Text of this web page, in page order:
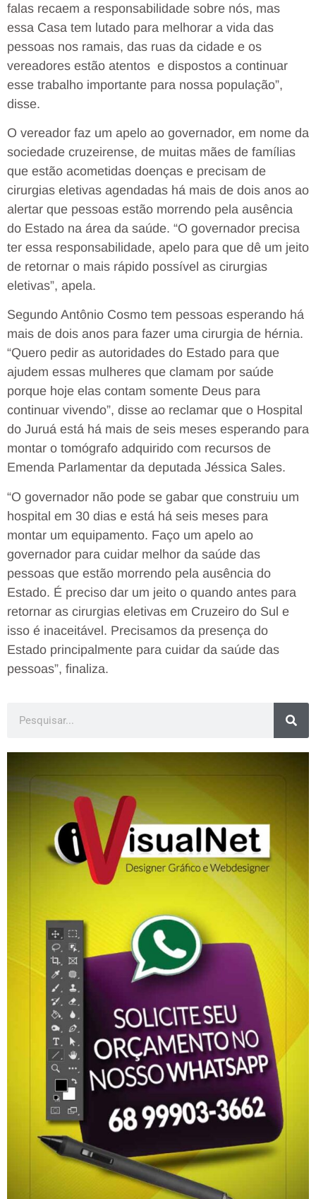
falas recaem a responsabilidade sobre nós, mas
essa Casa tem lutado para melhorar a vida das
pessoas nos ramais, das ruas da cidade e os
vereadores estão atentos e dispostos a continuar
esse trabalho importante para nossa população”,
disse.
O vereador faz um apelo ao governador, em nome da
sociedade cruzeirense, de muitas mães de famílias
que estão acometidas doenças e precisam de
cirurgias eletivas agendadas há mais de dois anos ao
alertar que pessoas estão morrendo pela ausência
do Estado na área da saúde. “O governador precisa
ter essa responsabilidade, apelo para que dê um jeito
de retornar o mais rápido possível as cirurgias
eletivas”, apela.
Segundo Antônio Cosmo tem pessoas esperando há
mais de dois anos para fazer uma cirurgia de hérnia.
“Quero pedir as autoridades do Estado para que
ajudem essas mulheres que clamam por saúde
porque hoje elas contam somente Deus para
continuar vivendo”, disse ao reclamar que o Hospital
do Juruá está há mais de seis meses esperando para
montar o tomógrafo adquirido com recursos de
Emenda Parlamentar da deputada Jéssica Sales.
“O governador não pode se gabar que construiu um
hospital em 30 dias e está há seis meses para
montar um equipamento. Faço um apelo ao
governador para cuidar melhor da saúde das
pessoas que estão morrendo pela ausência do
Estado. É preciso dar um jeito o quando antes para
retornar as cirurgias eletivas em Cruzeiro do Sul e
isso é inaceitável. Precisamos da presença do
Estado principalmente para cuidar da saúde das
pessoas”, finaliza.